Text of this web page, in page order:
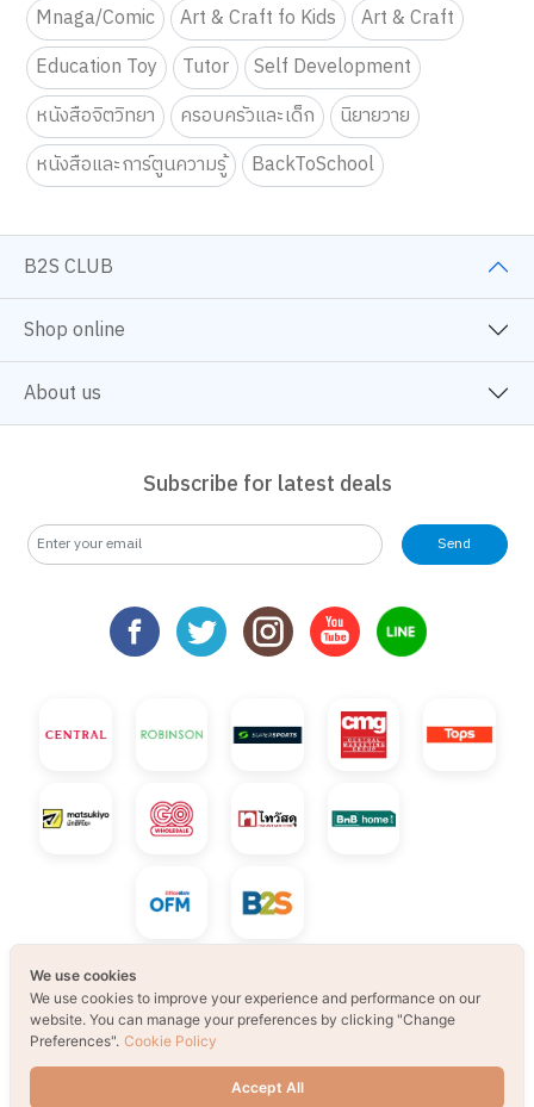
Mnaga/Comic
Art & Craft fo Kids
Art & Craft
Education Toy
Tutor
Self Development
หนังสือจิตวิทยา
ครอบครัวและเด็ก
นิยายวาย
หนังสือและการ์ตูนความรู้
BackToSchool
B2S CLUB
Shop online
About us
Subscribe for latest deals
Send
© 2021 B2S CLUB, All rights reserved. Web
Design by
We use cookies
We use cookies to improve your experience and performance on our
website. You can manage your preferences by clicking "Change
Preferences". Cookie Policy
Accept All